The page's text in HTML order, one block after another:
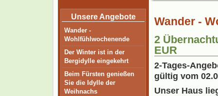
Unsere Angebote
Wander -
Wohlfühlwochenende
Der Winter ist in der
Bergidylle eingekehrt
Beim Fürsten genießen
Sie die Idylle der
Weihnachs
Wander -
2
EUR
2-Tages-
gültig vom
Unser Haus